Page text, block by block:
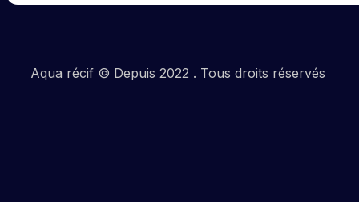
Aqua récif © Depuis 2022 . Tous droits réservés